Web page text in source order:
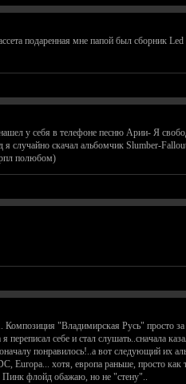
подаренная мне папой был сборник
у себя в телефоне песню Арии- Я
случайно скачал альбомчик Slumber-
полюбом)
"Владимирская Русь" просто
себе и стал слушать..сначала
понравилось!..а вот следующий их
Europa... хотя, европа раньше, просто
Пинк флойд обажаю, но не "стену"..